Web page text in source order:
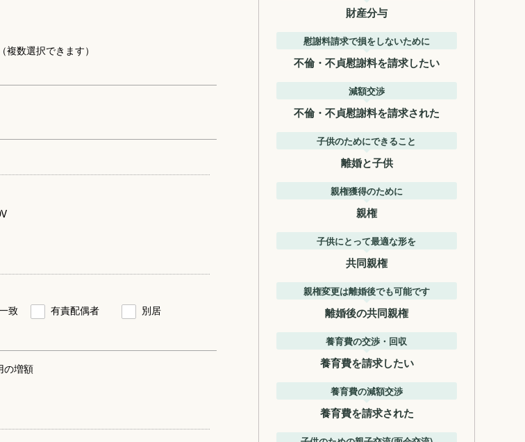
数選択できます）
致 有責配偶者
別居
の増額
財産分与
慰謝料請求で損をしないために
不倫・不貞慰謝料を請求したい
減額交渉
不倫・不貞慰謝料を請求された
子供のためにできること
離婚と子供
親権獲得のために
親権
子供にとって最適な形を
共同親権
親権変更は離婚後でも可能です
離婚後の共同親権
養育費の交渉・回収
養育費を請求したい
養育費の減額交渉
養育費を請求された